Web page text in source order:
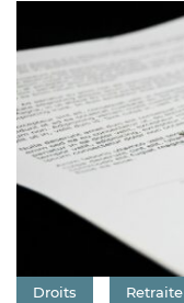
Catégorie : "
Droits Retraite